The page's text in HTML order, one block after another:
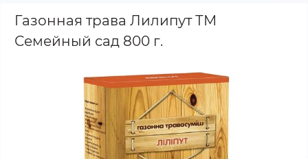
Газонная трава Лилипут ТМ
Семейный сад 800 г.